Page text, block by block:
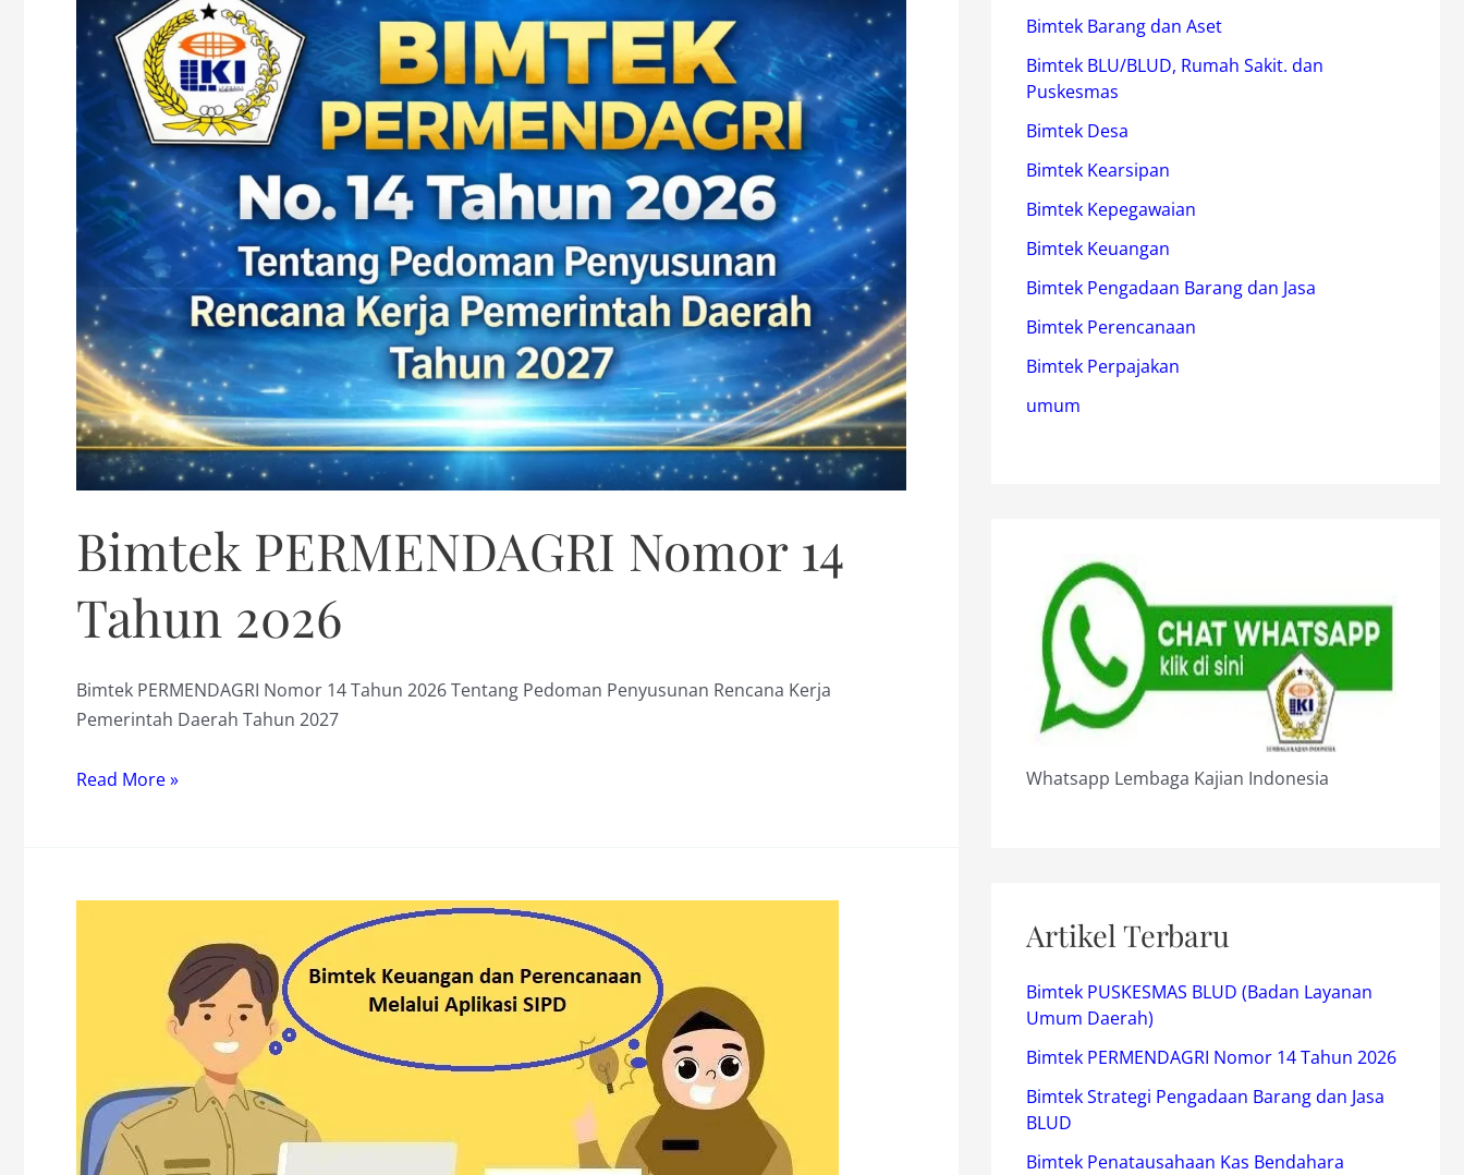
Bimtek PERMENDAGRI Nomor 14
Tahun 2026
Bimtek PERMENDAGRI Nomor 14 Tahun 2026 Tentang Pedoman Penyusunan Rencana Kerja
Pemerintah Daerah Tahun 2027
Bimtek
Tahun
Read More »
Bimtek Barang dan Aset
Bimtek BLU/BLUD, Rumah Sakit. dan
Puskesmas
Bimtek Desa
Bimtek Kearsipan
Bimtek Kepegawaian
Bimtek Keuangan
Bimtek Pengadaan Barang dan Jasa
Bimtek Perencanaan
Bimtek Perpajakan
umum
Whatsapp Lembaga Kajian Indonesia
Artikel Terbaru
Bimtek PUSKESMAS BLUD (Badan Layanan
Umum Daerah)
Bimtek PERMENDAGRI Nomor 14 Tahun 2026
Bimtek Strategi Pengadaan Barang dan Jasa
BLUD
Bimtek Penatausahaan Kas Bendahara